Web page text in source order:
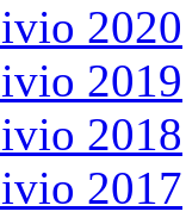
2020
2019
2018
2017